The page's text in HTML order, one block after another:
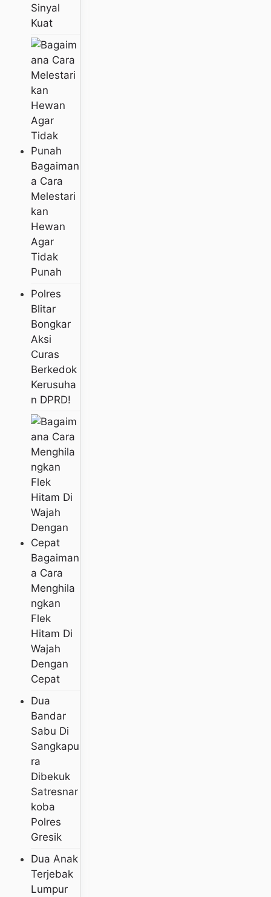
Sinyal
Kuat
Bagaiman
A Cara
Melestari
Kan
Hewan
Agar
Tidak
Punah
Polres
Blitar
Bongkar
Aksi
Curas
Berkedok
Kerusuha
N DPRD!
Bagaiman
A Cara
Menghila
Ngkan
Flek
Hitam Di
Wajah
Dengan
Cepat
Dua
Bandar
Sabu Di
Sangkapu
Ra
Dibekuk
Satresnar
Koba
Polres
Gresik
Dua Anak
Terjebak
Lumpur